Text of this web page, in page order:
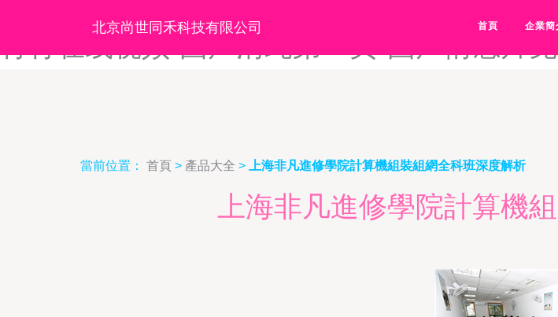
国产青草久久福利-国产青草视频-国产青草
北京尚世同禾科技有限公司 首頁 企業簡
當前位置： 首頁 > 產品大全 > 上海非凡進修學院計算機組裝組網全科班深度解析
上海非凡進修學院計算機